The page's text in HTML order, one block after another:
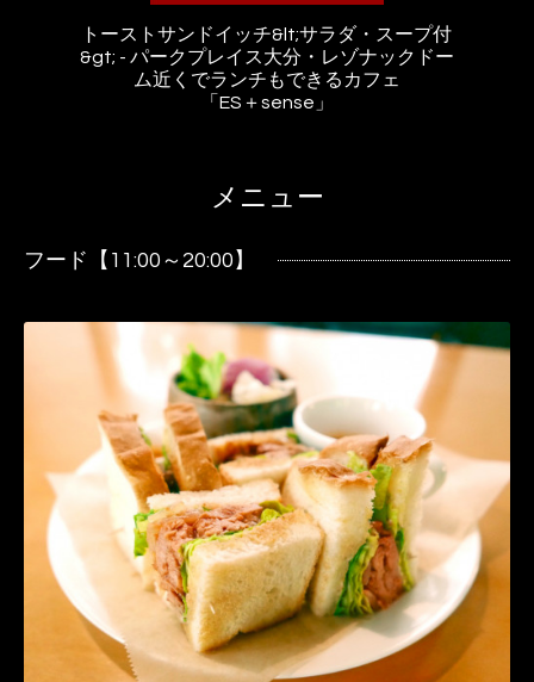
トーストサンドイッチ&lt;サラダ・スープ付
&gt; - パークプレイス大分・レゾナックドー
ム近くでランチもできるカフェ
「ES＋sense」
メニュー
フード【11:00～20:00】